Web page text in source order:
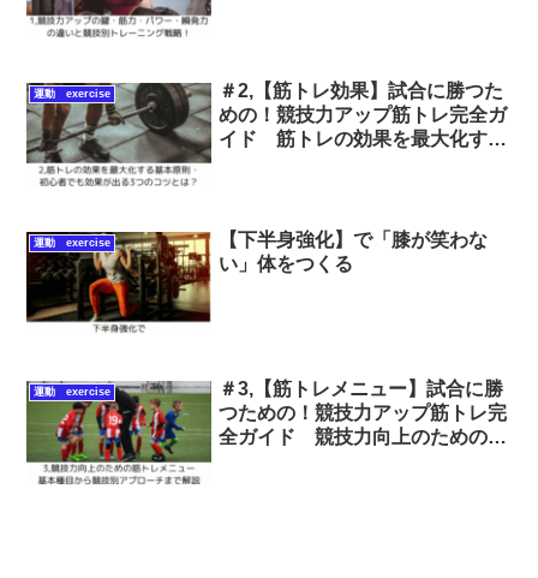
運動 exercise
＃2,【筋トレ効果】試合に勝つた
めの！競技力アップ筋トレ完全ガ
イド 筋トレの効果を最大化する
運動 exercise
【下半身強化】で「膝が笑わな
い」体をつくる
運動 exercise
＃3,【筋トレメニュー】試合に勝
つための！競技力アップ筋トレ完
全ガイド 競技力向上のための筋